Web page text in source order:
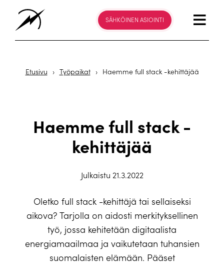
SÄHKÖINEN ASIOINTI
Etusivu › Työpaikat › Haemme full stack -kehittäjää
Haemme full stack -
kehittäjää
Julkaistu 21.3.2022
Oletko full stack -kehittäjä tai sellaiseksi
aikova? Tarjolla on aidosti merkityksellinen
työ, jossa kehitetään digitaalista
energiamaailmaa ja vaikutetaan tuhansien
suomalaisten elämään. Pääset